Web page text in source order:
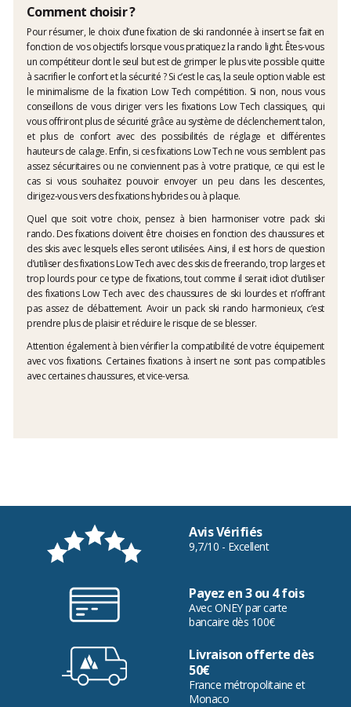
Comment choisir ?
Pour résumer, le choix d’une fixation de ski randonnée à insert se fait en
fonction de vos objectifs lorsque vous pratiquez la rando light. Êtes-vous
un compétiteur dont le seul but est de grimper le plus vite possible quitte
à sacrifier le confort et la sécurité ? Si c’est le cas, la seule option viable est
le minimalisme de la fixation Low Tech compétition. Si non, nous vous
conseillons de vous diriger vers les fixations Low Tech classiques, qui
vous offriront plus de sécurité grâce au système de déclenchement talon,
et plus de confort avec des possibilités de réglage et différentes
hauteurs de calage. Enfin, si ces fixations Low Tech ne vous semblent pas
assez sécuritaires ou ne conviennent pas à votre pratique, ce qui est le
cas si vous souhaitez pouvoir envoyer un peu dans les descentes,
dirigez-vous vers des fixations hybrides ou à plaque.
Quel que soit votre choix, pensez à bien harmoniser votre pack ski
rando. Des fixations doivent être choisies en fonction des chaussures et
des skis avec lesquels elles seront utilisées. Ainsi, il est hors de question
d’utiliser des fixations Low Tech avec des skis de freerando, trop larges et
trop lourds pour ce type de fixations, tout comme il serait idiot d’utiliser
des fixations Low Tech avec des chaussures de ski lourdes et n’offrant
pas assez de débattement. Avoir un pack ski rando harmonieux, c’est
prendre plus de plaisir et réduire le risque de se blesser.
Attention également à bien vérifier la compatibilité de votre équipement
avec vos fixations. Certaines fixations à insert ne sont pas compatibles
avec certaines chaussures, et vice-versa.
Avis Vérifiés
9,7/10 - Excellent
Payez en 3 ou 4 fois
Avec ONEY par carte
bancaire dès 100€
Livraison offerte dès
50€
France métropolitaine et
Monaco